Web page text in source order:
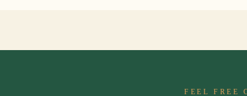
FEEL FREE